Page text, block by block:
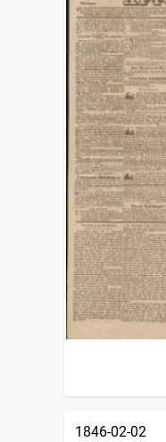
1846-02-02